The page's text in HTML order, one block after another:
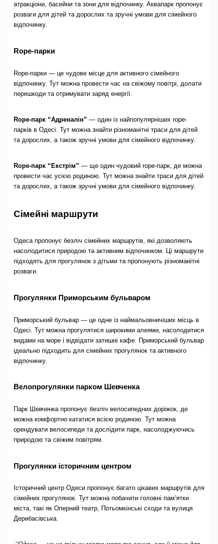
атракціони, басейни та зони для відпочинку. Аквапарк пропонує
розваги для дітей та дорослих та зручні умови для сімейного
відпочинку.
Rope-парки
Rope-парки — це чудове місце для активного сімейного
відпочинку. Тут можна провести час на свіжому повітрі, долати
перешкоди та отримувати заряд енергії.
Rope-парк “Адреналін” — один із найпопулярніших rope-
парків в Одесі. Тут можна знайти різноманітні траси для дітей
та дорослих, а також зручні умови для сімейного відпочинку.
Rope-парк “Екстрім” — ще один чудовий rope-парк, де можна
провести час усією родиною. Тут можна знайти траси для дітей
та дорослих, а також зручні умови для сімейного відпочинку.
Сімейні маршрути
Одеса пропонує безліч сімейних маршрутів, які дозволяють
насолодитися природою та активним відпочинком. Ці маршрути
підходять для прогулянок з дітьми та пропонують різноманітні
розваги.
Прогулянки Приморським бульваром
Приморський бульвар — це одне із наймальовничіших місць в
Одесі. Тут можна прогулятися широкими алеями, насолодитися
видами на море і відвідати затишні кафе. Приморський бульвар
ідеально підходить для сімейних прогулянок та активного
відпочинку.
Велопрогулянки парком Шевченка
Парк Шевченка пропонує безліч велосипедних доріжок, де
можна комфортно кататися всією родиною. Тут можна
орендувати велосипеди та дослідити парк, насолоджуючись
природою та свіжим повітрям.
Прогулянки історичним центром
Історичний центр Одеси пропонує багато цікавих маршрутів для
сімейних прогулянок. Тут можна побачити головні пам’ятки
міста, такі як Оперний театр, Потьомкінські сходи та вулиця
Дерибасівська.